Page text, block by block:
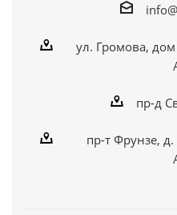
ул. Громова,
пр-д
пр-т Фрунзе,